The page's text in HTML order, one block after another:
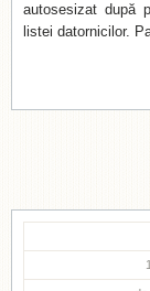
autosesizat după
listei datornicilor.